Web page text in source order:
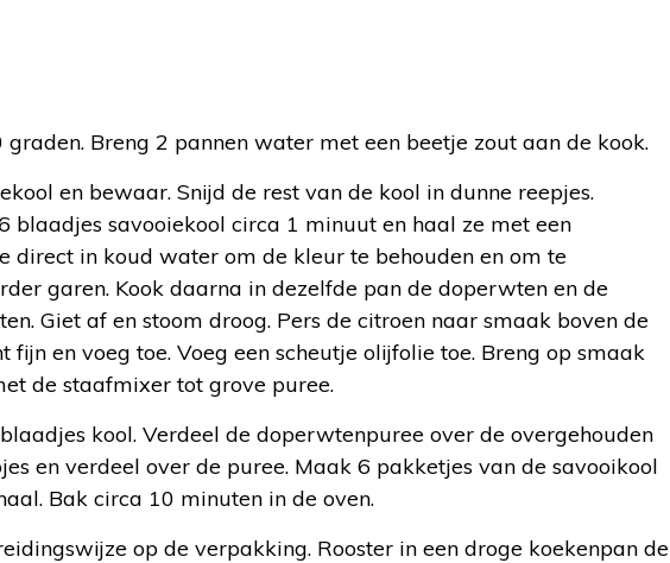
Breng 2 pannen water met een beetje zout aan de kook.
en bewaar. Snijd de rest van de kool in dunne reepjes.
blaadjes savooiekool circa 1 minuut en haal ze met een
direct in koud water om de kleur te behouden en om te
garen. Kook daarna in dezelfde pan de doperwten en de
Giet af en stoom droog. Pers de citroen naar smaak boven de
fijn en voeg toe. Voeg een scheutje olijfolie toe. Breng op smaak
de staafmixer tot grove puree.
kool. Verdeel de doperwtenpuree over de overgehouden
en verdeel over de puree. Maak 6 pakketjes van de savooikool
Bak circa 10 minuten in de oven.
op de verpakking. Rooster in een droge koekenpan de